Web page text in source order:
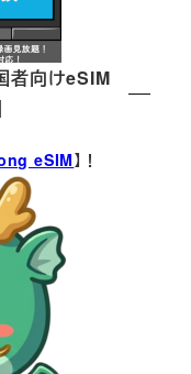
者向けeSIM
eSIM】！